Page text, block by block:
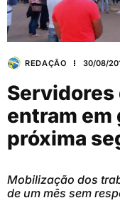
REDAÇÃO 30/08/
Servidores
entram em
próxima
Mobilização dos
de um mês sem